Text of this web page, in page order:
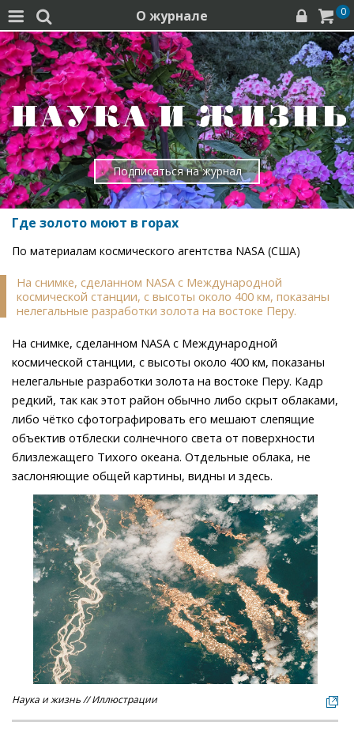
  О журнале   0
Подписаться на журнал
Где золото моют в горах
По материалам космического агентства NASA (США)
На снимке, сделанном NASA с Международной
космической станции, с высоты около 400 км, показаны
нелегальные разработки золота на востоке Перу.
На снимке, сделанном NASA с Международной
космической станции, с высоты около 400 км, показаны
нелегальные разработки золота на востоке Перу. Кадр
редкий, так как этот район обычно либо скрыт облаками,
либо чётко сфотографировать его мешают слепящие
объектив отблески солнечного света от поверхности
близлежащего Тихого океана. Отдельные облака, не
заслоняющие общей картины, видны и здесь.
Наука и жизнь // Иллюстрации